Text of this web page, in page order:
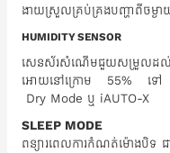
ងាយស្រួលគ្រប់គ្រងបញ្ហាពីចម្ងា
HUMIDITY SENSOR
សេនស័រសំណើមជួយសម្រួលដល់ប្
អោយនៅក្រោម 55% ទៅ
Dry Mode ឬ iAUTO-X
SLEEP MODE
ពន្យារពេលការកំណត់ម៉ោងបិទ